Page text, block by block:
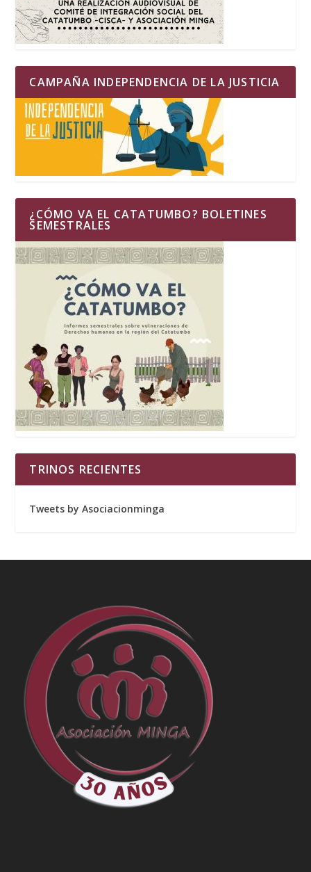
CAMPAÑA INDEPENDENCIA DE LA JUSTICIA
¿CÓMO VA EL CATATUMBO? BOLETINES
SEMESTRALES
TRINOS RECIENTES
Tweets by Asociacionminga